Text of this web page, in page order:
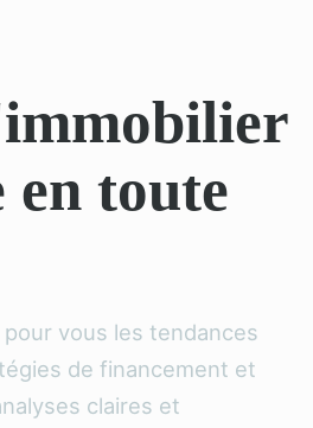
en toute
vous les tendances
de financement et
claires et